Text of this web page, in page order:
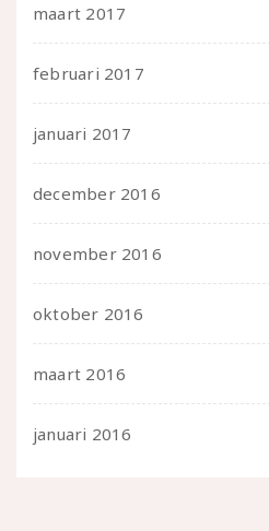
maart 2017
februari 2017
januari 2017
december 2016
november 2016
oktober 2016
maart 2016
januari 2016